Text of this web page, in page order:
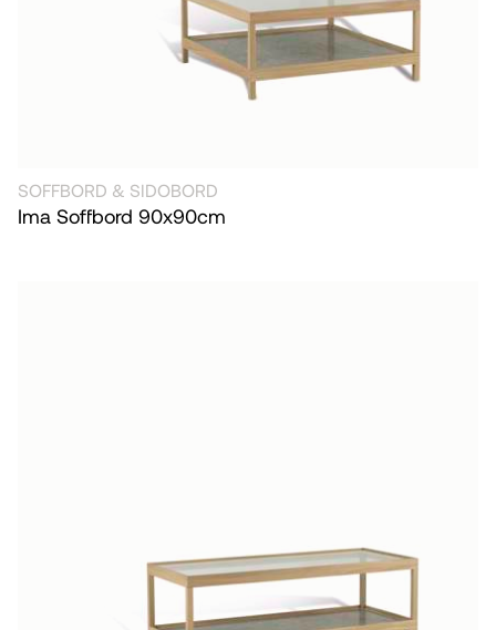
SOFFBORD & SIDOBORD
Ima Soffbord 90x90cm